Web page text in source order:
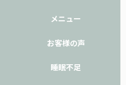
メニュー
お客様の声
睡眠不足